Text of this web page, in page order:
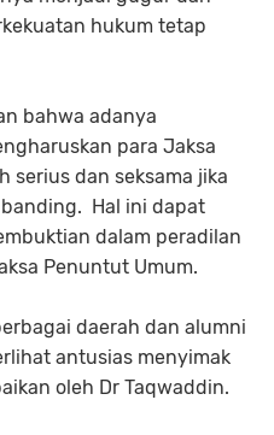
hukum tetap
bahwa adanya
para Jaksa
serius dan seksama jika
Hal ini dapat
dalam peradilan
Penuntut Umum.
daerah dan alumni
antusias menyimak
oleh Dr Taqwaddin.